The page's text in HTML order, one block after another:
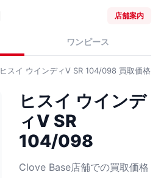
店舗案内
ワンピース
ヒスイ ウインディV SR 104/098 買取価格
ヒスイ ウインデ
ィV SR
104/098
Clove Base店舗での買取価格